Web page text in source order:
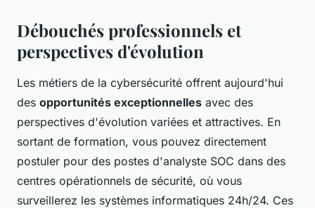
Débouchés professionnels et
perspectives d'évolution
Les métiers de la cybersécurité offrent aujourd'hui
des opportunités exceptionnelles avec des
perspectives d'évolution variées et attractives. En
sortant de formation, vous pouvez directement
postuler pour des postes d'analyste SOC dans des
centres opérationnels de sécurité, où vous
surveillerez les systèmes informatiques 24h/24. Ces